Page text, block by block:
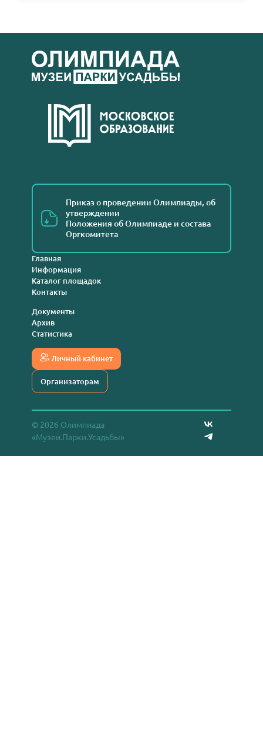
Приказ о проведении Олимпиады, об
утверждении
Положения об Олимпиаде и состава
Оргкомитета
Главная
Информация
Каталог площадок
Контакты
Документы
Архив
Статистика
Личный кабинет
Организаторам
© 2026 Олимпиада
«Музеи.Парки.Усадьбы»